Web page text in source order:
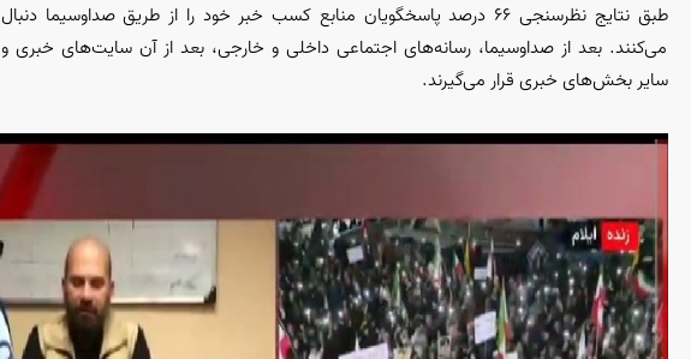
طبق نتایج نظرسنجی ۶۶ درصد پاسخگویان منابع کسب خبر خود را از طریق صداوسیما دنبال
می‌کنند. بعد از صداوسیما، رسانه‌های اجتماعی داخلی و خارجی، بعد از آن سایت‌های خبری و
سایر بخش‌های خبری قرار می‌گیرند.